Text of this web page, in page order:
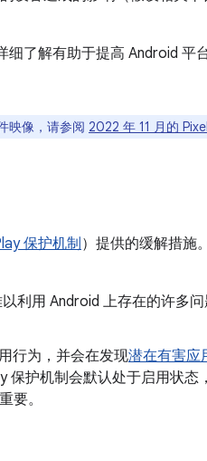
细了解有助于提高 Android 平
映像，请参阅 2022 年 11 月的
保护机制）提供的缓解措施
利用 Android 上存在的许多
行为，并会在发现潜在有害应
保护机制会默认处于启用状态
要。